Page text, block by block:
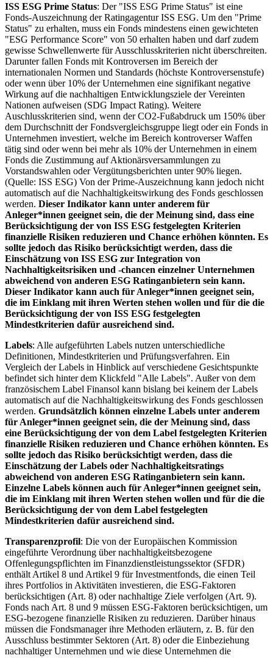
ISS ESG Prime Status: Der "ISS ESG Prime Status" ist eine
Fonds-Auszeichnung der Ratingagentur ISS ESG. Um den "Prime
Status" zu erhalten, muss ein Fonds mindestens einen gewichteten
"ESG Performance Score" von 50 erhalten haben und darf zudem
gewisse Schwellenwerte für Ausschlusskriterien nicht überschreiten.
Darunter fallen Fonds mit Kontroversen im Bereich der
internationalen Normen und Standards (höchste Kontroversenstufe)
oder wenn über 10% der Unternehmen eine signifikant negative
Wirkung auf die nachhaltigen Entwicklungsziele der Vereinten
Nationen aufweisen (SDG Impact Rating). Weitere
Auschlusskriterien sind, wenn der CO2-Fußabdruck um 150% über
dem Durchschnitt der Fondsvergleichsgruppe liegt oder ein Fonds in
Unternehmen investiert, welche im Bereich kontroverser Waffen
tätig sind oder wenn bei mehr als 10% der Unternehmen in einem
Fonds die Zustimmung auf Aktionärsversammlungen zu
Vorstandswahlen oder Vergütungsberichten unter 90% liegen.
(Quelle: ISS ESG) Von der Prime-Auszeichnung kann jedoch nicht
automatisch auf die Nachhaltigkeitswirkung des Fonds geschlossen
werden. Dieser Indikator kann unter anderem für
Anleger*innen geeignet sein, die der Meinung sind, dass eine
Berücksichtigung der von ISS ESG festgelegten Kriterien
finanzielle Risiken reduzieren und Chance erhöhen könnten. Es
sollte jedoch das Risiko berücksichtigt werden, dass die
Einschätzung von ISS ESG zur Integration von
Nachhaltigkeitsrisiken und -chancen einzelner Unternehmen
abweichend von anderen ESG Ratinganbietern sein kann.
Dieser Indikator kann auch für Anleger*innen geeignet sein,
die im Einklang mit ihren Werten stehen wollen und für die die
Berücksichtigung der von ISS ESG festgelegten
Mindestkriterien dafür ausreichend sind.
Labels: Alle aufgeführten Labels nutzen unterschiedliche
Definitionen, Mindestkriterien und Prüfungsverfahren. Ein
Vergleich der Labels in Hinblick auf verschiedene Gesichtspunkte
befindet sich hinter dem Klickfeld "Alle Labels". Außer von dem
französischem Label Finansol kann bislang bei keinem der Labels
automatisch auf die Nachhaltigkeitswirkung des Fonds geschlossen
werden. Grundsätzlich können einzelne Labels unter anderem
für Anleger*innen geeignet sein, die der Meinung sind, dass
eine Berücksichtigung der von dem Label festgelegten Kriterien
finanzielle Risiken reduzieren und Chance erhöhen könnten. Es
sollte jedoch das Risiko berücksichtigt werden, dass die
Einschätzung der Labels oder Nachhaltigkeitsratings
abweichend von anderen ESG Ratinganbietern sein kann.
Einzelne Labels können auch für Anleger*innen geeignet sein,
die im Einklang mit ihren Werten stehen wollen und für die die
Berücksichtigung der von dem Label festgelegten
Mindestkriterien dafür ausreichend sind.
Transparenzprofil: Die von der Europäischen Kommission
eingeführte Verordnung über nachhaltigkeitsbezogene
Offenlegungspflichten im Finanzdienstleistungssektor (SFDR)
enthält Artikel 8 und Artikel 9 für Investmentfonds, die einen Teil
ihres Portfolios in Aktivitäten investieren, die ESG-Faktoren
berücksichtigen (Art. 8) oder nachhaltige Ziele verfolgen (Art. 9).
Fonds nach Art. 8 und 9 müssen ESG-Faktoren berücksichtigen, um
ESG-bezogene finanzielle Risiken zu reduzieren. Darüber hinaus
müssen die Fondsmanager ihre Methoden erläutern, z. B. für den
Ausschluss bestimmter Sektoren (Art. 8) oder die Einbeziehung
nachhaltiger Unternehmen und wie diese Unternehmen die